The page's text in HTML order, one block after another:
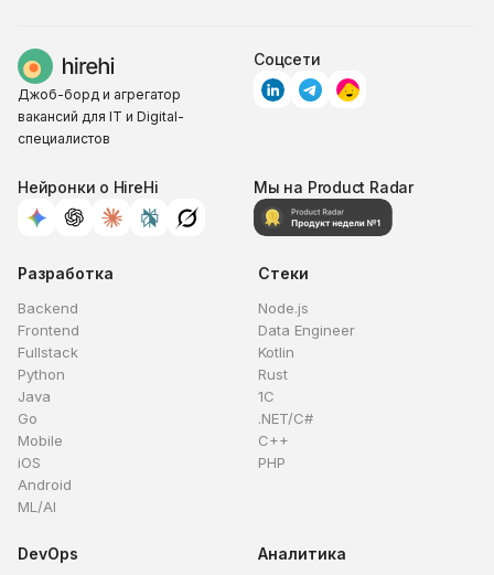
Джоб-борд и агрегатор
вакансий для IT и Digital-
специалистов
Соцсети
Нейронки о HireHi Мы на Product Radar
Разработка
Backend
Frontend
Fullstack
Python
Java
Go
Mobile
iOS
Android
ML/AI
Стеки
Node.js
Data Engineer
Kotlin
Rust
1C
.NET/C#
C++
PHP
DevOps Аналитика